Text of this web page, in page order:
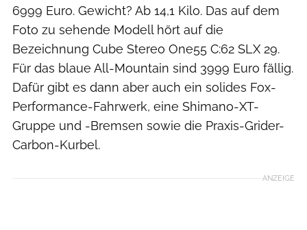
6999 Euro. Gewicht? Ab 14,1 Kilo. Das auf dem
Foto zu sehende Modell hört auf die
Bezeichnung Cube Stereo One55 C:62 SLX 29.
Für das blaue All-Mountain sind 3999 Euro fällig.
Dafür gibt es dann aber auch ein solides Fox-
Performance-Fahrwerk, eine Shimano-XT-
Gruppe und -Bremsen sowie die Praxis-Grider-
Carbon-Kurbel.
ANZEIGE